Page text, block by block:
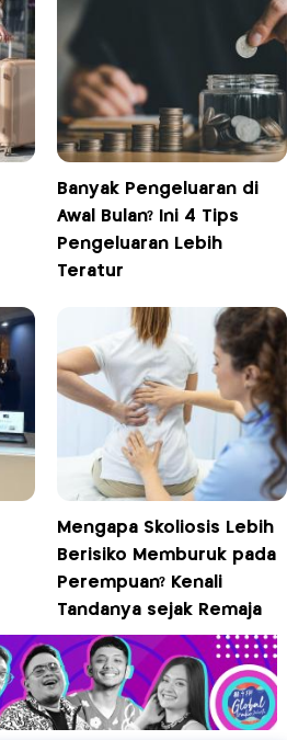
Banyak Pengeluaran di
Awal Bulan? Ini 4 Tips
Pengeluaran Lebih
Teratur
Mengapa Skoliosis Lebih
Berisiko Memburuk pada
Perempuan? Kenali
Tandanya sejak Remaja